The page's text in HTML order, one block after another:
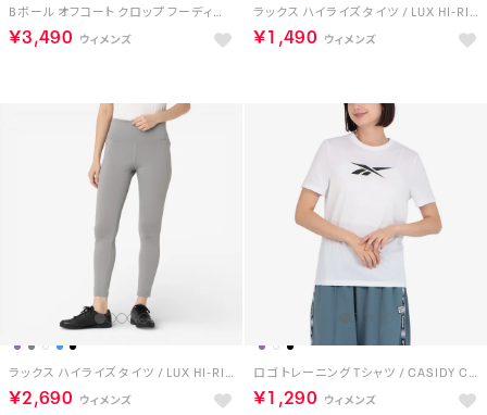
Bボール オフコート クロップ フーディー / BBALL OFF COURT CROP HOODIE （ブラック）
￥3,490
ラックス ハイライズ タイツ / LUX HI-RISE TIGHT （パープル）
￥1,490
ラックス ハイライズ タイツ / LUX HI-RISE TIGHT （グレー）
￥2,690
ロゴ トレーニング Tシャツ / CASIDY CORE SS TOP （ホワイト）
￥1,290